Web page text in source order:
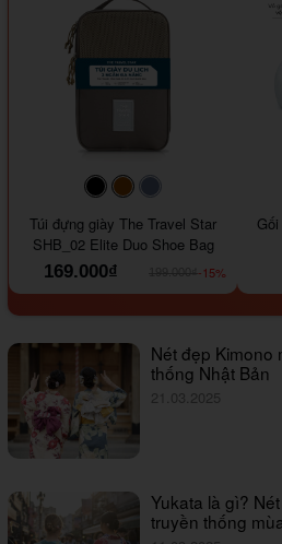
#000000#964B00
Túi đựng giày The Travel Star
SHB_02 Elite Duo Shoe Bag
169.000₫
-15%
Nét đẹp Kimono
thống Nhật Bản
21.03.2025
Yukata là gì?
truyền thống